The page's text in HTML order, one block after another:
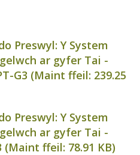
Preswyl: Y System
ar gyfer Tai -
G3 (Maint ffeil: 239.25
Preswyl: Y System
ar gyfer Tai -
(Maint ffeil: 78.91 KB)